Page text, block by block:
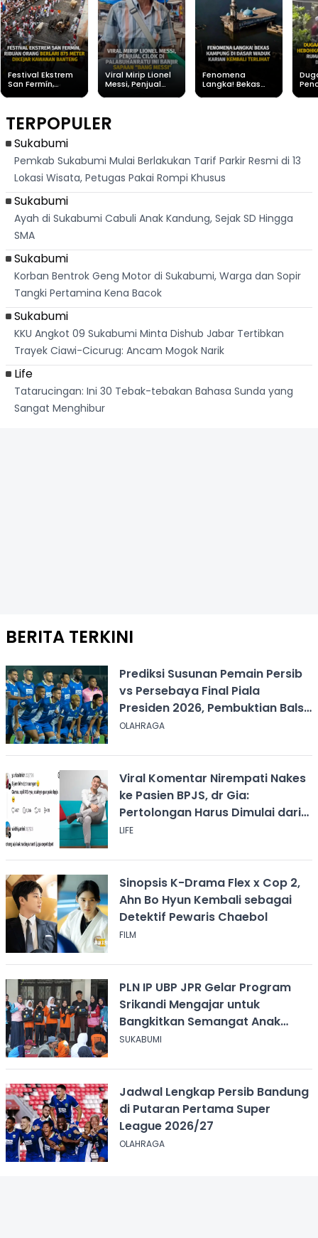
Festival Ekstrem
San Fermín,
Banteng
Viral Mirip Lionel
Messi, Penjual
"Bang Messi"
Fenomena
Langka! Bekas
TERPOPULER
Sukabumi
Pemkab Sukabumi Mulai Berlakukan Tarif Parkir Resmi di 13
Lokasi Wisata, Petugas Pakai Rompi Khusus
Sukabumi
Ayah di Sukabumi Cabuli Anak Kandung, Sejak SD Hingga
SMA
Sukabumi
Korban Bentrok Geng Motor di Sukabumi, Warga dan Sopir
Tangki Pertamina Kena Bacok
Sukabumi
KKU Angkot 09 Sukabumi Minta Dishub Jabar Tertibkan
Trayek Ciawi-Cicurug: Ancam Mogok Narik
Life
Tatarucingan: Ini 30 Tebak-tebakan Bahasa Sunda yang
Sangat Menghibur
BERITA TERKINI
Prediksi Susunan Pemain Persib
vs Persebaya Final Piala
Presiden 2026, Pembuktian Balsa
Sekulic!
OLAHRAGA
Viral Komentar Nirempati Nakes
ke Pasien BPJS, dr Gia:
Pertolongan Harus Dimulai dari
Rasa Kemanusiaan
LIFE
Sinopsis K-Drama Flex x Cop 2,
Ahn Bo Hyun Kembali sebagai
Detektif Pewaris Chaebol
FILM
PLN IP UBP JPR Gelar Program
Srikandi Mengajar untuk
Bangkitkan Semangat Anak
Berkebutuhan Khusus
SUKABUMI
Jadwal Lengkap Persib Bandung
di Putaran Pertama Super
League 2026/27
OLAHRAGA